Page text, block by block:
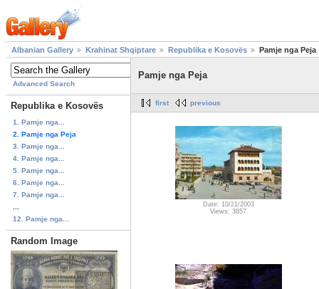
Albanian Gallery Krahinat Shqiptare Republika e Kosovës Pamje nga Peja
Advanced Search
Republika e Kosovës
1. Pamje nga...
2. Pamje nga Peja
3. Pamje nga...
4. Pamje nga...
5. Pamje nga...
6. Pamje nga...
7. Pamje nga...
12. Pamje nga...
Random Image
Pamje nga Peja
first previous
Date: 10/21/2003
Views: 3857